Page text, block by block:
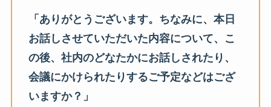
「ありがとうございます。ちなみに、本日
お話しさせていただいた内容について、こ
の後、社内のどなたかにお話しされたり、
会議にかけられたりするご予定などはござ
いますか？」